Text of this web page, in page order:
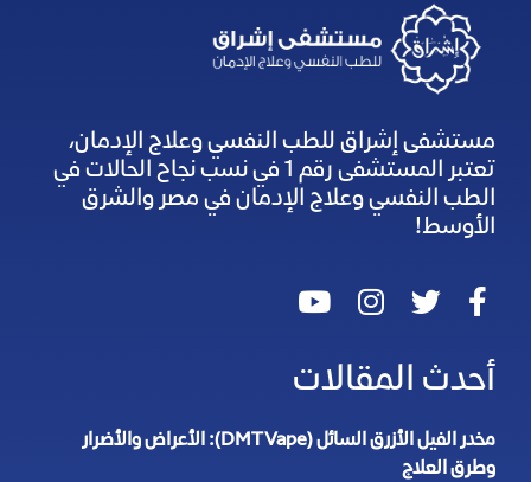
مستشفى إشراق للطب النفسي وعلاج الإدمان،
تعتبر المستشفى رقم 1 في نسب نجاح الحالات في
الطب النفسي وعلاج الإدمان في مصر والشرق
الأوسط!
أحدث المقالات
مخدر الفيل الأزرق السائل (DMT Vape): الأعراض والأضرار
وطرق العلاج